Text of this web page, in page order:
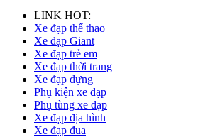
LINK HOT:
Xe đạp thể thao
Xe đạp Giant
Xe đạp trẻ em
Xe đạp thời trang
Xe đạp dựng
Phụ kiện xe đạp
Phụ tùng xe đạp
Xe đạp địa hình
Xe đạp đua